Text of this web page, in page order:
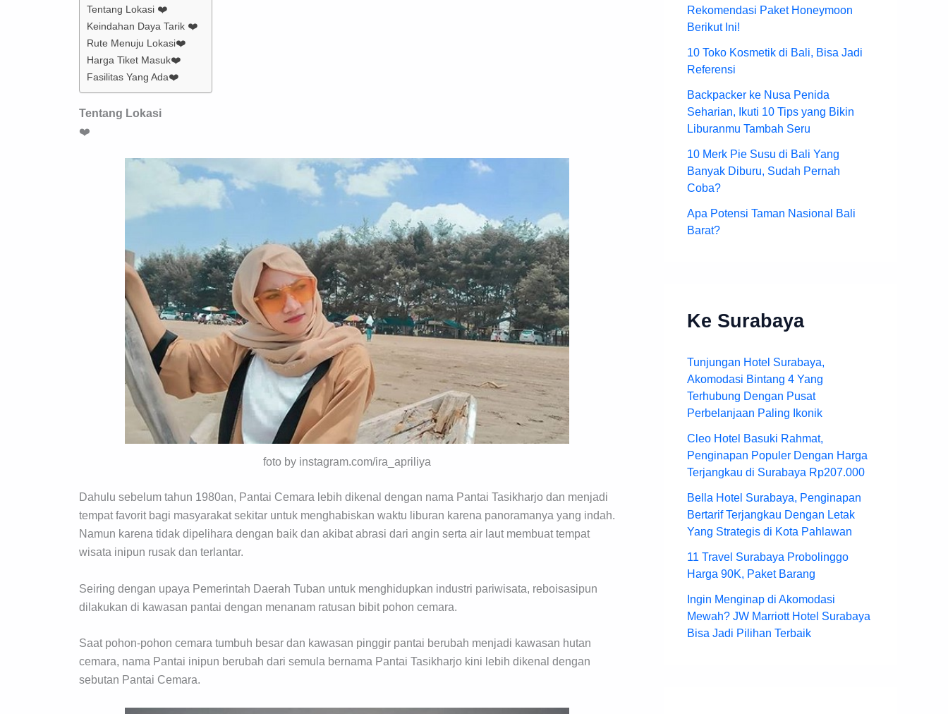
Tentang Lokasi ❤️
Keindahan Daya Tarik ❤️
Rute Menuju Lokasi❤️
Harga Tiket Masuk❤️
Fasilitas Yang Ada❤️
Tentang Lokasi
❤️
foto by instagram.com/ira_apriliya
Dahulu sebelum tahun 1980an, Pantai Cemara lebih dikenal dengan nama Pantai Tasikharjo dan menjadi
tempat favorit bagi masyarakat sekitar untuk menghabiskan waktu liburan karena panoramanya yang indah.
Namun karena tidak dipelihara dengan baik dan akibat abrasi dari angin serta air laut membuat tempat
wisata inipun rusak dan terlantar.
Seiring dengan upaya Pemerintah Daerah Tuban untuk menghidupkan industri pariwisata, reboisasipun
dilakukan di kawasan pantai dengan menanam ratusan bibit pohon cemara.
Saat pohon-pohon cemara tumbuh besar dan kawasan pinggir pantai berubah menjadi kawasan hutan
cemara, nama Pantai inipun berubah dari semula bernama Pantai Tasikharjo kini lebih dikenal dengan
sebutan Pantai Cemara.
Rekomendasi Paket Honeymoon
Berikut Ini!
10 Toko Kosmetik di Bali, Bisa Jadi
Referensi
Backpacker ke Nusa Penida
Seharian, Ikuti 10 Tips yang Bikin
Liburanmu Tambah Seru
10 Merk Pie Susu di Bali Yang
Banyak Diburu, Sudah Pernah
Coba?
Apa Potensi Taman Nasional Bali
Barat?
Ke Surabaya
Tunjungan Hotel Surabaya,
Akomodasi Bintang 4 Yang
Terhubung Dengan Pusat
Perbelanjaan Paling Ikonik
Cleo Hotel Basuki Rahmat,
Penginapan Populer Dengan Harga
Terjangkau di Surabaya Rp207.000
Bella Hotel Surabaya, Penginapan
Bertarif Terjangkau Dengan Letak
Yang Strategis di Kota Pahlawan
11 Travel Surabaya Probolinggo
Harga 90K, Paket Barang
Ingin Menginap di Akomodasi
Mewah? JW Marriott Hotel Surabaya
Bisa Jadi Pilihan Terbaik